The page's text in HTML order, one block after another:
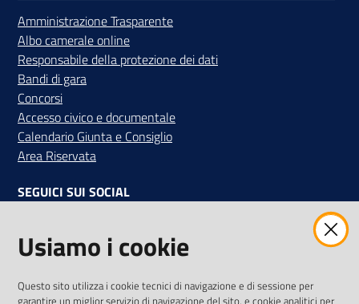
Amministrazione Trasparente
Albo camerale online
Responsabile della protezione dei dati
Bandi di gara
Concorsi
Accesso civico e documentale
Calendario Giunta e Consiglio
Area Riservata
SEGUICI SUI SOCIAL
Ricevi tutti gli aggiornamenti su eventi, nuove opportunità e
Usiamo i cookie
Questo sito utilizza i cookie tecnici di navigazione e di sessione per
garantire un miglior servizio di navigazione del sito, e cookie analitici per